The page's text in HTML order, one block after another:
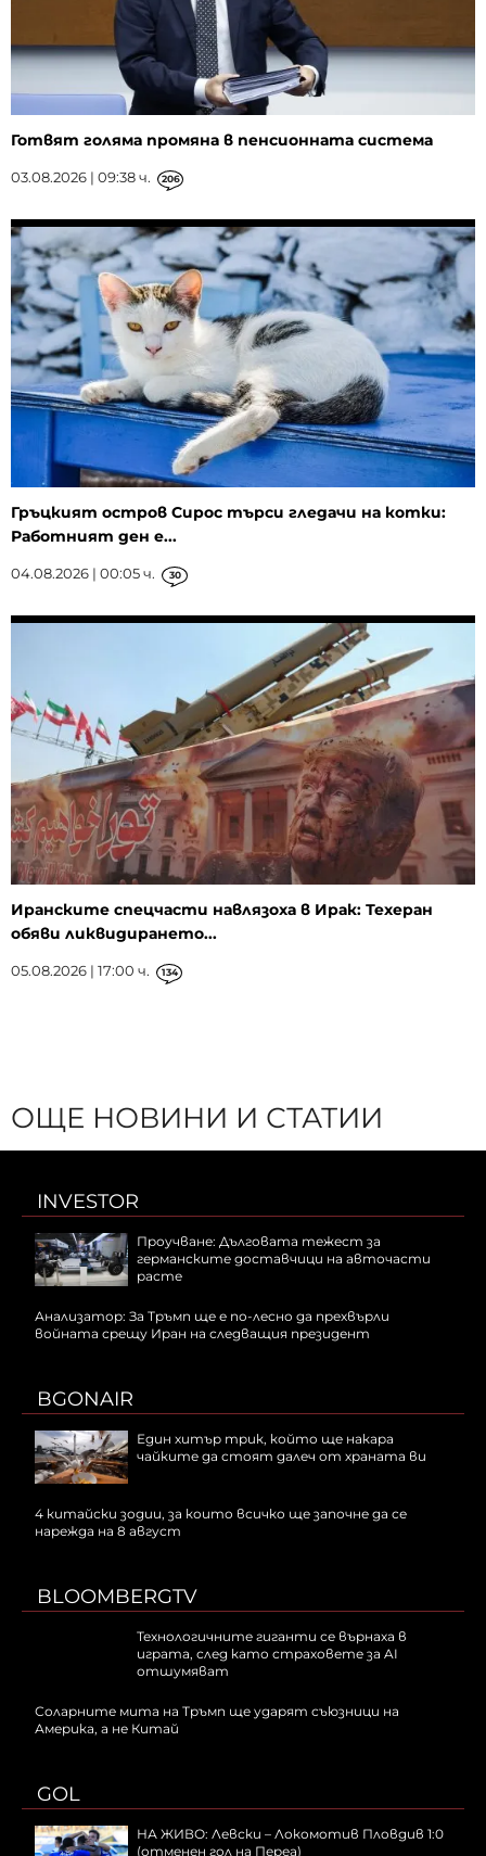
Готвят голяма промяна в пенсионната система
03.08.2026 | 09:38 ч. 206
Гръцкият остров Сирос търси гледачи на котки:
Работният ден е...
04.08.2026 | 00:05 ч. 30
Иранските спецчасти навлязоха в Ирак: Техеран
обяви ликвидирането...
05.08.2026 | 17:00 ч. 134
ОЩЕ НОВИНИ И СТАТИИ
INVESTOR
Проучване: Дълговата тежест за
германските доставчици на авточасти
расте
Анализатор: За Тръмп ще е по-лесно да прехвърли
войната срещу Иран на следващия президент
BGONAIR
Един хитър трик, който ще накара
чайките да стоят далеч от храната ви
4 китайски зодии, за които всичко ще започне да се
нарежда на 8 август
BLOOMBERGTV
Технологичните гиганти се върнаха в
играта, след като страховете за AI
отшумяват
Соларните мита на Тръмп ще ударят съюзници на
Америка, а не Китай
GOL
НА ЖИВО: Левски – Локомотив Пловдив 1:0
(отменен гол на Переа)